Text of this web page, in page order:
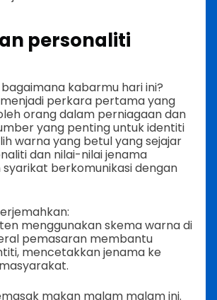
personaliti
kabarmu hari ini?
perkara pertama yang
orang dalam perniagaan dan
yang penting untuk identiti
warna yang betul yang sejajar
dan nilai-nilai jenama
berkomunikasi dengan
menggunakan skema warna di
pemasaran membantu
mencetakkan jenama ke
makan malam malam ini.